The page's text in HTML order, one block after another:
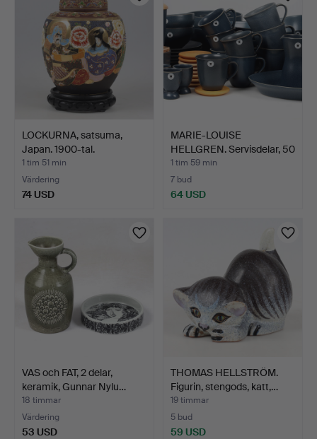
LOCKURNA, satsuma,
Japan. 1900-tal.
1 tim 51 min
Värdering
74 USD
MARIE-LOUISE
HELLGREN. Servisdelar, 50
del…
1 tim 59 min
7 bud
64 USD
VAS och FAT, 2 delar,
keramik, Gunnar Nylu…
18 timmar
Värdering
53 USD
THOMAS HELLSTRÖM.
Figurin, stengods, katt,…
19 timmar
5 bud
59 USD